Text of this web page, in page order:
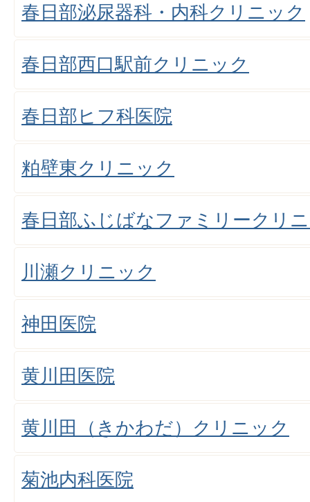
春日部泌尿器科・内科クリニック
春日部西口駅前クリニック
春日部ヒフ科医院
粕壁東クリニック
春日部ふじばなファミリークリ
川瀬クリニック
神田医院
黄川田医院
黄川田（きかわだ）クリニック
菊池内科医院